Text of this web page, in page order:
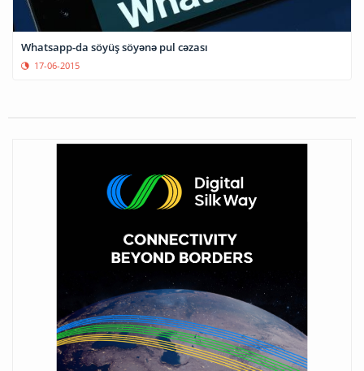
Whatsapp-da söyüş söyənə pul cəzası
17-06-2015